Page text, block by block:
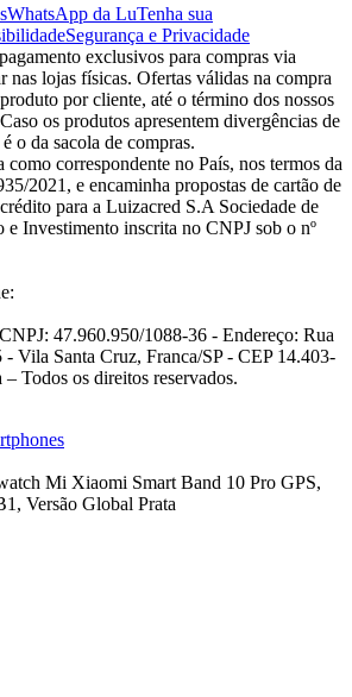
WhatsApp da LuTenha sua
Segurança e Privacidade
exclusivos para compras via
nas lojas físicas. Ofertas válidas na compra
por cliente, até o término dos nossos
os produtos apresentem divergências de
o da sacola de compras.
correspondente no País, nos termos da
2021, e encaminha propostas de cartão de
para a Luizacred S.A Sociedade de
e Investimento inscrita no CNPJ sob o nº
47.960.950/1088-36 - Endereço: Rua
Vila Santa Cruz, Franca/SP - CEP 14.403-
Todos os direitos reservados.
Mi Xiaomi Smart Band 10 Pro GPS,
Versão Global Prata